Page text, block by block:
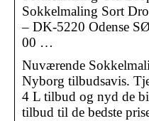
Sokkelmaling Sort
– DK-5220 Odense
00 …
Nuværende
Nyborg tilbudsavis.
4 L tilbud og nyd de
tilbud til de bedste